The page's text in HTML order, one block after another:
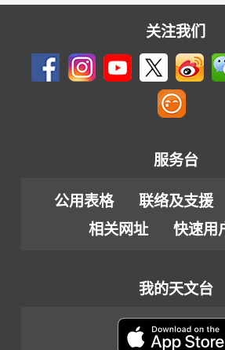
关注我们
服务台
公用表格 联络及支援
相关网址
快速用
我的天文台